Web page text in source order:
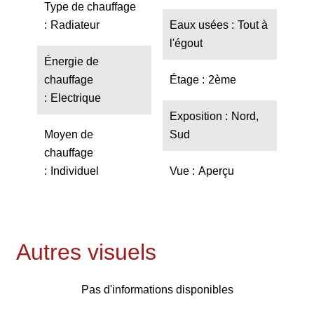
Type de chauffage
Radiateur
Énergie de
chauffage
Electrique
Moyen de
chauffage
Individuel
Eaux usées
Tout à
l'égout
Étage 2ème
Exposition
Nord,
Sud
Vue Aperçu
Autres visuels
Pas d'informations disponibles